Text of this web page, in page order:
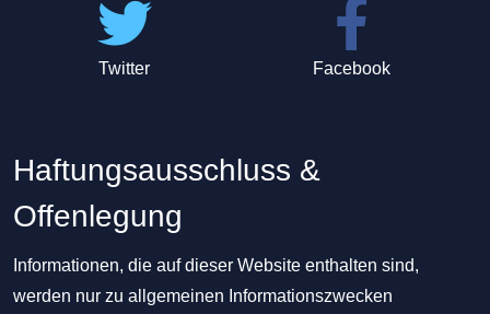
Twitter Facebook
Haftungsausschluss &
Offenlegung
Informationen, die auf dieser Website enthalten sind,
werden nur zu allgemeinen Informationszwecken